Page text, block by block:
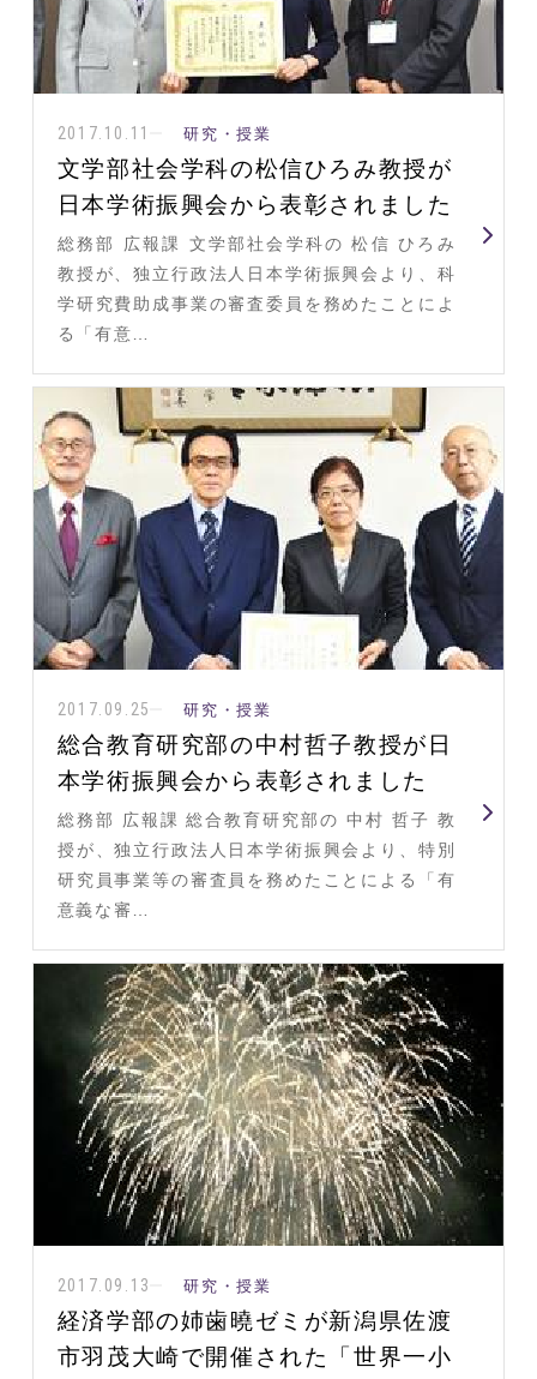
2017.10.11 研究・授業
文学部社会学科の松信ひろみ教授が
日本学術振興会から表彰されました
総務部 広報課 文学部社会学科の 松信 ひろみ
教授が、独立行政法人日本学術振興会より、科
学研究費助成事業の審査委員を務めたことによ
る「有意…
2017.09.25 研究・授業
総合教育研究部の中村哲子教授が日
本学術振興会から表彰されました
総務部 広報課 総合教育研究部の 中村 哲子 教
授が、独立行政法人日本学術振興会より、特別
研究員事業等の審査員を務めたことによる「有
意義な審…
2017.09.13 研究・授業
経済学部の姉歯曉ゼミが新潟県佐渡
市羽茂大崎で開催された「世界一小